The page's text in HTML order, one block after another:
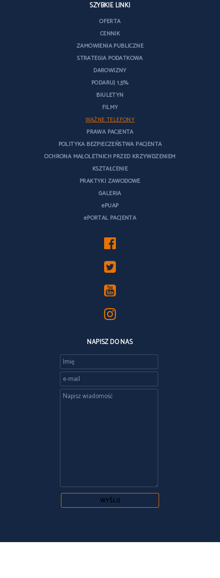
SZYBKIE LINKI
OFERTA
CENNIK
ZAMÓWIENIA PUBLICZNE
STRATEGIA PODATKOWA
DAROWIZNY
PODARUJ 1,5%
BIULETYN
FILMY
WAŻNE TELEFONY
PRAWA PACJENTA
POLITYKA BEZPIECZEŃSTWA PACJENTA
OCHRONA MAŁOLETNICH PRZED KRZYWDZENIEM
KSZTAŁCENIE
PRAKTYKI ZAWODOWE
GALERIA
ePUAP
ePORTAL PACJENTA
NAPISZ DO NAS